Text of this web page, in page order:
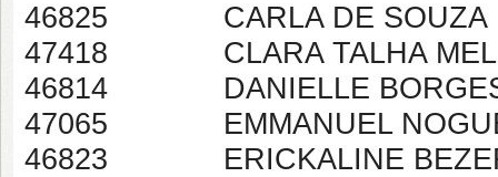
46825 CARLA DE SOUZA
47418 CLARA TALHA
46814 DANIELLE BORGES
47065 EMMANUEL
46823 ERICKALINE